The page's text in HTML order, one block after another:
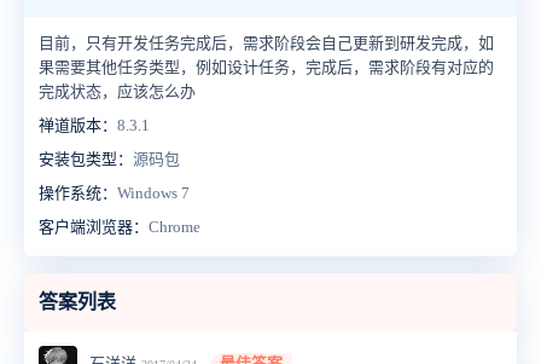
目前，只有开发任务完成后，需求阶段会自己更新到研发完成，如
果需要其他任务类型，例如设计任务，完成后，需求阶段有对应的
完成状态，应该怎么办
禅道版本： 8.3.1
安装包类型： 源码包
操作系统： Windows 7
客户端浏览器： Chrome
答案列表